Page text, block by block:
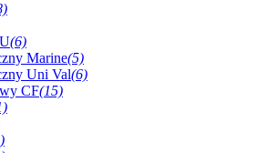
(6)
Marine(5)
Uni Val(6)
CF(15)